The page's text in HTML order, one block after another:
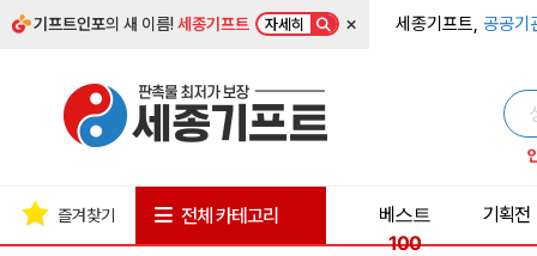
기프트인포의 새 이름!세종기프트 자세히 × 세종기프트, 공공기
즐겨찾기 전체 카테고리
베스트
100
기획전